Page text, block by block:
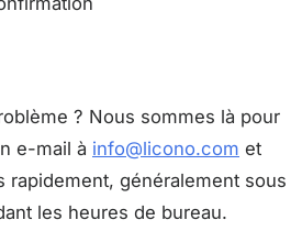
? Nous sommes là pour
e-mail à info@licono.com et
rapidement, généralement sous
les heures de bureau.